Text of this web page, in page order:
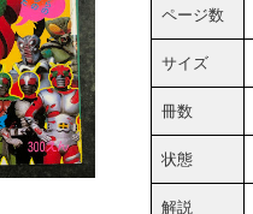
ページ数
サイズ
冊数
状態
解説